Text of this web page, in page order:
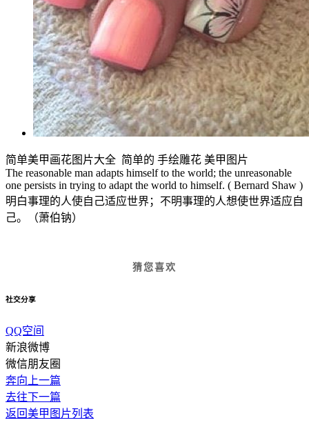
简单美甲画花图片大全 简单的 手绘雕花 美甲图片
The reasonable man adapts himself to the world; the unreasonable
one persists in trying to adapt the world to himself. ( Bernard Shaw )
明白事理的人使自己适应世界；不明事理的人想使世界适应自
己。（萧伯钠）
猜您喜欢
社交分享
QQ空间
新浪微博
微信朋友圈
奔向上一篇
去往下一篇
返回美甲图片列表